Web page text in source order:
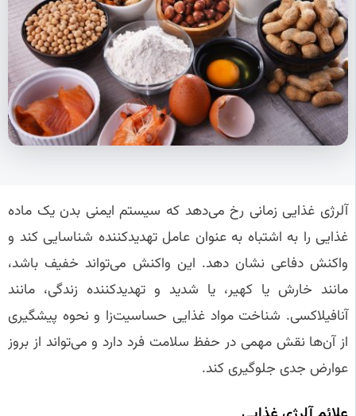
آلرژی غذایی زمانی رخ می‌دهد که سیستم ایمنی بدن یک ماده
غذایی را به اشتباه به عنوان عامل تهدیدکننده شناسایی کند و
واکنش دفاعی نشان دهد. این واکنش می‌تواند خفیف باشد،
مانند خارش یا کهیر، یا شدید و تهدیدکننده زندگی، مانند
آنافیلاکسی. شناخت مواد غذایی حساسیت‌زا و نحوه پیشگیری
از آن‌ها نقش مهمی در حفظ سلامت فرد دارد و می‌تواند از بروز
عوارض جدی جلوگیری کند.